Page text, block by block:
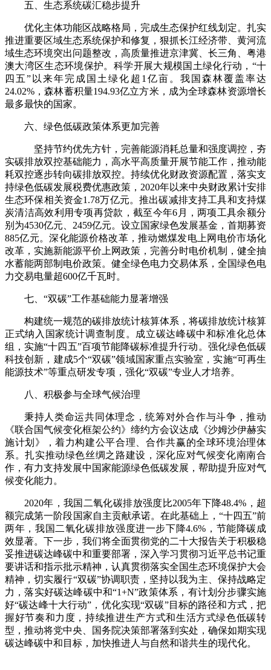
五、生态系统碳汇稳步提升
优化主体功能区战略格局，完成生态保护红线划定。扎实
推进重要区域生态系统保护和修复，狠抓长江经济带、黄河流
域生态环境突出问题整改，高质量推进京津冀、长三角、粤港
澳大湾区生态环境保护。科学开展大规模国土绿化行动，“十
四五”以来年完成国土绿化超1亿亩。我国森林覆盖率达
24.02%，森林蓄积量194.93亿立方米，成为全球森林资源增长
最多最快的国家。
六、绿色低碳政策体系更加完善
坚持节约优先方针，完善能源消耗总量和强度调控，夯
实碳排放双控基础能力，高水平高质量开展节能工作，推动能
耗双控逐步转向碳排放双控。持续优化财政资源配置，落实支
持绿色低碳发展税费优惠政策，2020年以来中央财政累计安排
生态环保相关资金1.78万亿元。推出碳减排支持工具和支持煤
炭清洁高效利用专项再贷款，截至今年6月，两项工具余额分
别为4530亿元、2459亿元。设立国家绿色发展基金，首期募资
885亿元。深化能源价格改革，推动燃煤发电上网电价市场化
改革，实施新能源平价上网政策，完善分时电价机制，健全抽
水蓄能两部制电价政策。健全绿色电力交易体系，全国绿色电
力交易电量超600亿千瓦时。
七、“双碳”工作基础能力显著增强
构建统一规范的碳排放统计核算体系，将碳排放统计核算
正式纳入国家统计调查制度。成立碳达峰碳中和标准化总体
组，实施“十四五”百项节能降碳标准提升行动。强化绿色低碳
科技创新，建成5个“双碳”领域国家重点实验室，实施“可再生
能源技术”等重点研发专项，强化“双碳”专业人才培养。
八、积极参与全球气候治理
秉持人类命运共同体理念，统筹对外合作与斗争，推动
《联合国气候变化框架公约》缔约方会议达成《沙姆沙伊赫实
施计划》，着力构建公平合理、合作共赢的全球环境治理体
系。扎实推动绿色丝绸之路建设，深化应对气候变化南南合
作，有力支持发展中国家能源绿色低碳发展，帮助提升应对气
候变化能力。
2020年，我国二氧化碳排放强度比2005年下降48.4%，超
额完成第一阶段国家自主贡献承诺。在此基础上，“十四五”前
两年，我国二氧化碳排放强度进一步下降4.6%，节能降碳成
效显著。下一步，我们将全面贯彻党的二十大报告关于积极稳
妥推进碳达峰碳中和重要部署，深入学习贯彻习近平总书记重
要讲话和指示批示精神，认真贯彻落实全国生态环境保护大会
精神，切实履行“双碳”协调职责，坚持以我为主、保持战略定
力，落实好碳达峰碳中和“1+N”政策体系，有计划分步骤实施
好“碳达峰十大行动”，优化实现“双碳”目标的路径和方式，把
握好节奏和力度，持续推进生产方式和生活方式绿色低碳转
型，推动将党中央、国务院决策部署落到实处，确保如期实现
碳达峰碳中和目标，加快推进人与自然和谐共生的现代化。